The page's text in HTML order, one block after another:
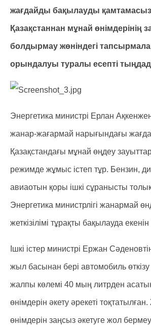
жағдайды бақылауды
Қазақстаннан мұнай өнімдерінің
болдырмау жөніндегі
орындалуы туралы есепті
Энергетика министрі Ерлан
жанар-жағармай нарығындағы
Қазақстандағы мұнай өңдеу
режимде жұмыс істеп тұр. Бензин,
авиаотын қоры ішкі сұранысты толық
Энергетика министрлігі жанармай
жеткізілімі тұрақты бақылауда
Ішкі істер министрі Ержан
жыл басынан бері автомобиль өткізу
жалпы көлемі 40 мың литрден
өнімдерін әкету әрекеті
өнімдерін заңсыз әкетуге жол